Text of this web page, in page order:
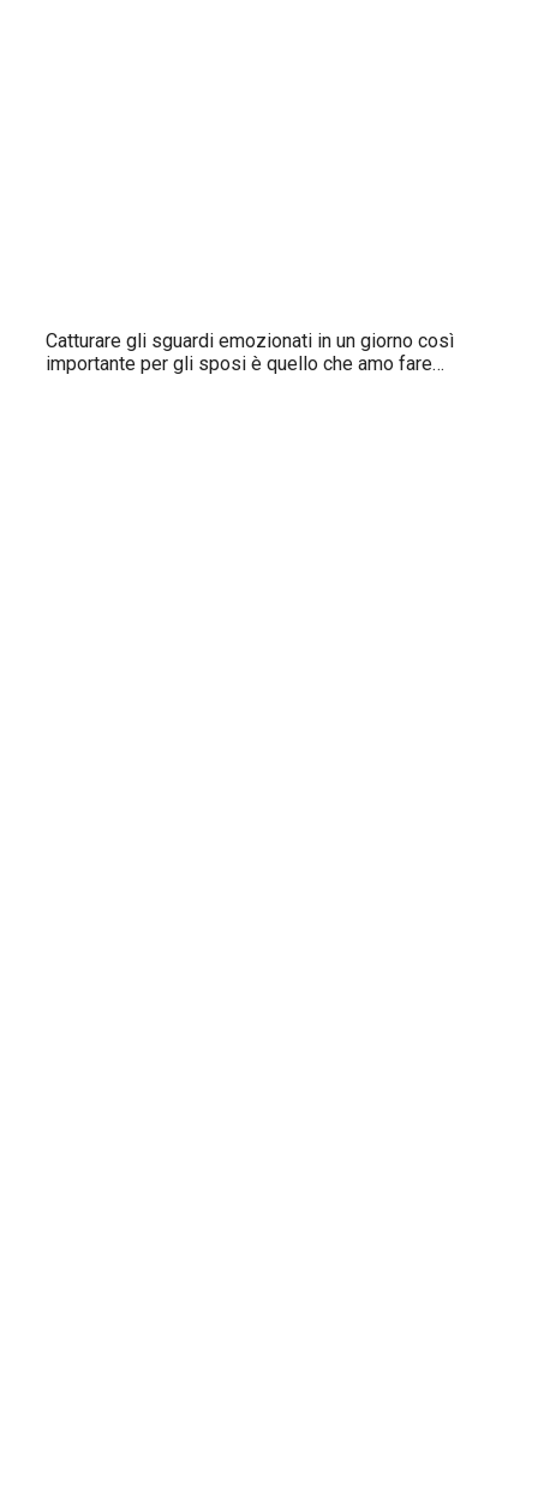
Catturare gli sguardi emozionati in un giorno così
importante per gli sposi è quello che amo fare…